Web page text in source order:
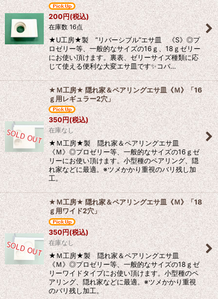
200円(税込)
在庫数 16点
★U工房★製 ”リバーシブル”エサ皿 《S》◎プ
ロゼリー等、一般的なサイズの16ｇ、18ｇゼリー
にお使い頂けます。裏表、ゼリーサイズ種類に応
じて使える便利な大変エサ皿です✨コバ…
★Ｍ工房★ 隠れ家＆ペアリングエサ皿《Ｍ》「16
ｇ用レギュラー2穴」
350円(税込)
在庫なし
★Ｍ工房★製 隠れ家＆ペアリングエサ皿
《Ｍ》◎プロゼリー等、一般的なサイズの16ｇゼ
リーにお使い頂けます。小型種のペアリング、隠
れ家などに最適。※ツメかかり重視のバリ残し加
工。
★Ｍ工房★ 隠れ家＆ペアリングエサ皿《Ｍ》「18
ｇ用ワイド2穴」
350円(税込)
在庫なし
★Ｍ工房★製 隠れ家＆ペアリングエサ皿
《Ｍ》◎プロゼリー等、一般的なサイズの18ｇゼ
リーワイドタイプにお使い頂けます。小型種のペ
アリング、隠れ家などに最適。※ツメかかり重視
のバリ残し加工。